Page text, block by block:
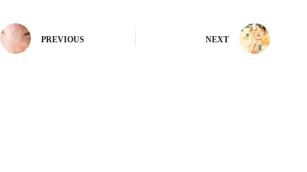
PREVIOUS NEXT